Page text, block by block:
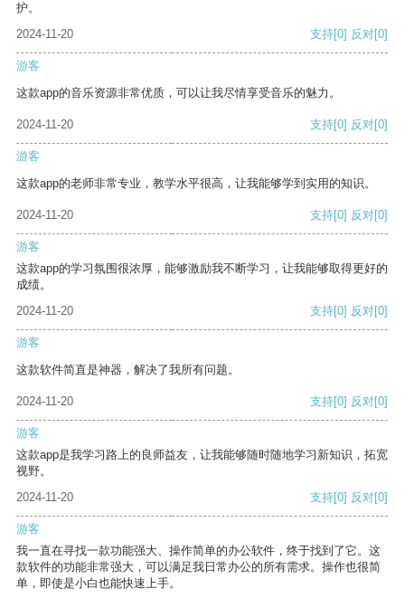
护。
2024-11-20
支持[0] 反对[0]
游客
这款app的音乐资源非常优质，可以让我尽情享受音乐的魅力。
2024-11-20 支持[0] 反对[0]
游客
这款app的老师非常专业，教学水平很高，让我能够学到实用的知识。
2024-11-20 支持[0] 反对[0]
游客
这款app的学习氛围很浓厚，能够激励我不断学习，让我能够取得更好的
成绩。
2024-11-20
支持[0] 反对[0]
游客
这款软件简直是神器，解决了我所有问题。
2024-11-20 支持[0] 反对[0]
游客
这款app是我学习路上的良师益友，让我能够随时随地学习新知识，拓宽
视野。
2024-11-20
支持[0] 反对[0]
游客
我一直在寻找一款功能强大、操作简单的办公软件，终于找到了它。这
款软件的功能非常强大，可以满足我日常办公的所有需求。操作也很简
单，即使是小白也能快速上手。